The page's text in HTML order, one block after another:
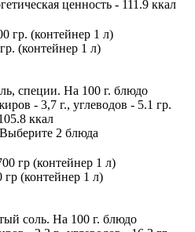
ценность - 111.9 ккал
(контейнер 1 л)
специи. На 100 г. блюдо
- 3,7 г., углеводов - 5.1 гр.
ккал
Выберите 2 блюда
гр (контейнер 1 л)
соль. На 100 г. блюдо